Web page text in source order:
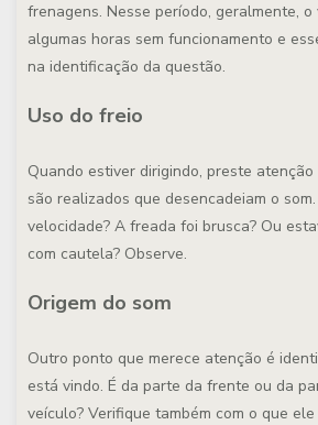
frenagens. Nesse período, geralmente,
algumas horas sem funcionamento e
na identificação da questão.
Uso do freio
Quando estiver dirigindo, preste
são realizados que desencadeiam o
velocidade? A freada foi brusca? Ou
com cautela? Observe.
Origem do som
Outro ponto que merece atenção é
está vindo. É da parte da frente ou da
veículo? Verifique também com o que